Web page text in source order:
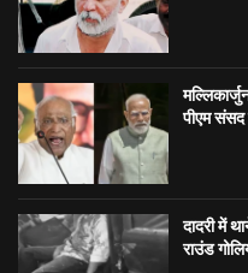
पीएम
दादरी में
राउंड